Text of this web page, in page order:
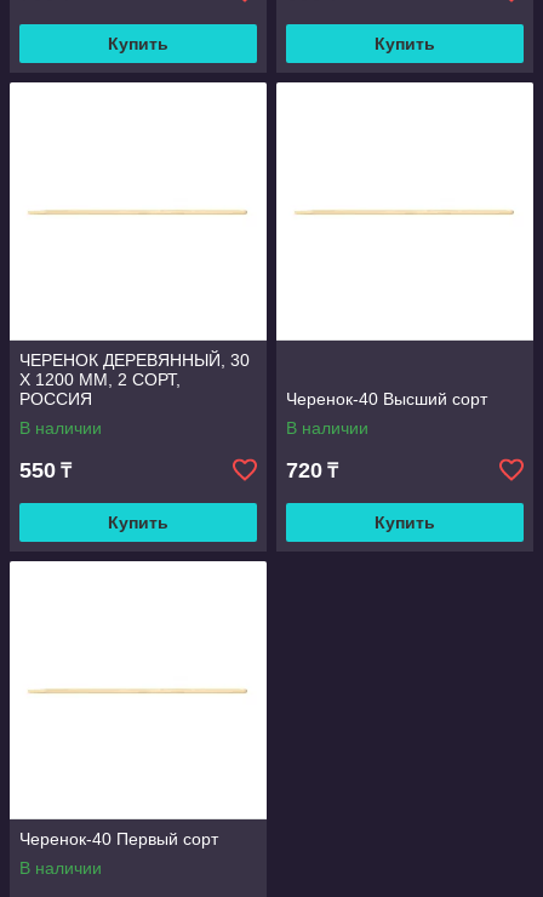
Купить Купить
ЧЕРЕНОК ДЕРЕВЯННЫЙ, 30
Х 1200 ММ, 2 СОРТ,
РОССИЯ
В наличии
550 ₸
Купить
Черенок-40 Высший сорт
В наличии
720 ₸
Купить
Черенок-40 Первый сорт
В наличии